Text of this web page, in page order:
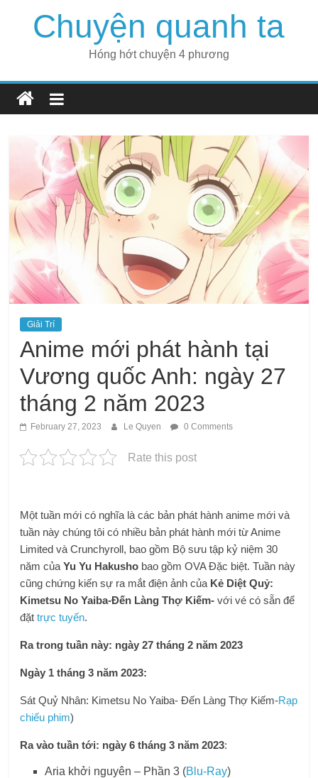
Chuyện quanh ta
Hóng hớt chuyện 4 phương
Giải Trí
Anime mới phát hành tại
Vương quốc Anh: ngày 27
tháng 2 năm 2023
February 27, 2023 Le Quyen 0 Comments
Rate this post
Một tuần mới có nghĩa là các bản phát hành anime mới và
tuần này chúng tôi có nhiều bản phát hành mới từ Anime
Limited và Crunchyroll, bao gồm Bộ sưu tập kỷ niệm 30
năm củaYu Yu Hakusho bao gồm OVA Đặc biệt. Tuần này
cũng chứng kiến ​​​​sự ra mắt điện ảnh của Kẻ Diệt Quỷ:
Kimetsu No Yaiba-Đến Làng Thợ Kiếm-với vé có sẵn để
đặttrực tuyến.
Ra trong tuần này: ngày 27 tháng 2 năm 2023
Ngày 1 tháng 3 năm 2023:
Sát Quỷ Nhân: Kimetsu No Yaiba- Đến Làng Thợ Kiếm-Rạp
chiếu phim)
Ra vào tuần tới: ngày 6 tháng 3 năm 2023:
Aria khởi nguyên – Phần 3 (Blu-Ray)